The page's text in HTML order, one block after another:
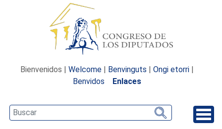
Bienvenidos | Welcome | Benvinguts | Ongi etorri |
Benvidos
Enlaces